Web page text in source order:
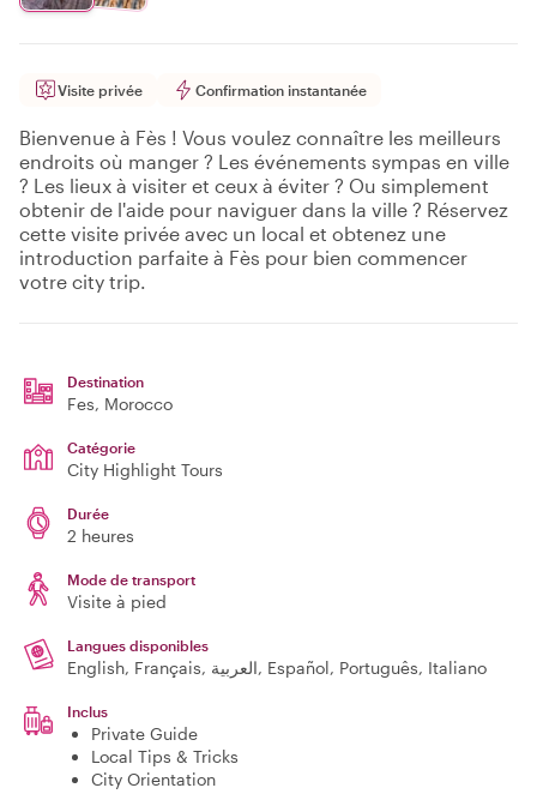
Visite privée Confirmation instantanée
Bienvenue à Fès ! Vous voulez connaître les meilleurs
endroits où manger ? Les événements sympas en ville
? Les lieux à visiter et ceux à éviter ? Ou simplement
obtenir de l'aide pour naviguer dans la ville ? Réservez
cette visite privée avec un local et obtenez une
introduction parfaite à Fès pour bien commencer
votre city trip.
Destination
Fes, Morocco
Catégorie
City Highlight Tours
Durée
2 heures
Mode de transport
Visite à pied
Langues disponibles
English, Français, العربية, Español, Português, Italiano
Inclus
Private Guide
Local Tips & Tricks
City Orientation